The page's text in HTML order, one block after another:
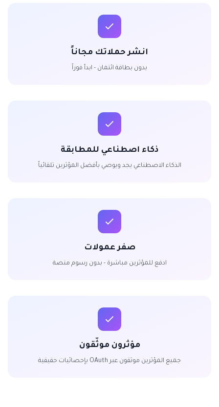
انشر حملاتك مجاناً
بدون بطاقة ائتمان - ابدأ فوراً
ذكاء اصطناعي للمطابقة
الذكاء الاصطناعي يجد ويوصي بأفضل المؤثرين تلقائياً
صفر عمولات
ادفع للمؤثرين مباشرة - بدون رسوم منصة
مؤثرون موثّقون
جميع المؤثرين موثقون عبر OAuth بإحصائيات حقيقية